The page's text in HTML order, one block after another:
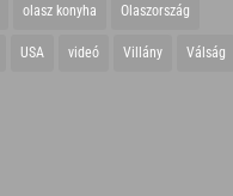
olasz konyha Olaszország
USA videó Villány Válság